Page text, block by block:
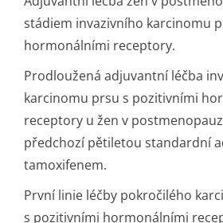
stádiem invazivního karcinomu
hormonálními receptory.
Prodloužená adjuvantní léčba
karcinomu prsu s pozitivními
receptory u žen v
předchozí pětiletou standardní
tamoxifenem.
První linie léčby pokročilého
s pozitivními hormonálními